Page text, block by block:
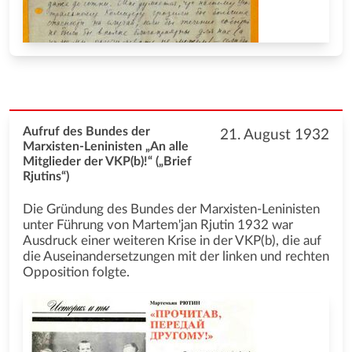
21. August 1932
Aufruf des Bundes der
Marxisten-Leninisten „An alle
Mitglieder der VKP(b)!“ („Brief
Rjutins“)
Die Gründung des Bundes der Marxisten-Leninisten
unter Führung von Martem'jan Rjutin 1932 war
Ausdruck einer weiteren Krise in der VKP(b), die auf
die Auseinandersetzungen mit der linken und rechten
Opposition folgte.